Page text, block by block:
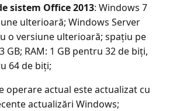
sistem Office 2013: Windows 7
ulterioară; Windows Server
o versiune ulterioară; spațiu pe
GB; RAM: 1 GB pentru 32 de biți,
64 de biți;
operare actual este actualizat cu
actualizări Windows;